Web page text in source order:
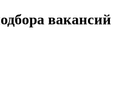
вакансий